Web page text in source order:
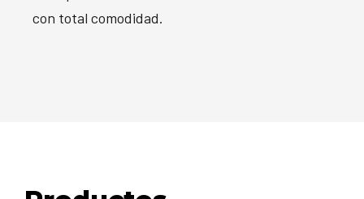
con total comodidad.